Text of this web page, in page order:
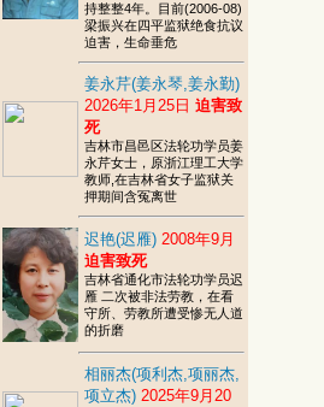
持整整4年。目前(2006-08)
梁振兴在四平监狱绝食抗议
迫害，生命垂危
姜永芹(姜永琴,姜永勤)
2026年1月25日 迫害致
死
吉林市昌邑区法轮功学员姜
永芹女士，原浙江理工大学
教师,在吉林省女子监狱关
押期间含冤离世
迟艳(迟雁) 2008年9月
迫害致死
吉林省通化市法轮功学员迟
雁 二次被非法劳教，在看
守所、劳教所遭受惨无人道
的折磨
相丽杰(项利杰,项丽杰,
项立杰) 2025年9月20